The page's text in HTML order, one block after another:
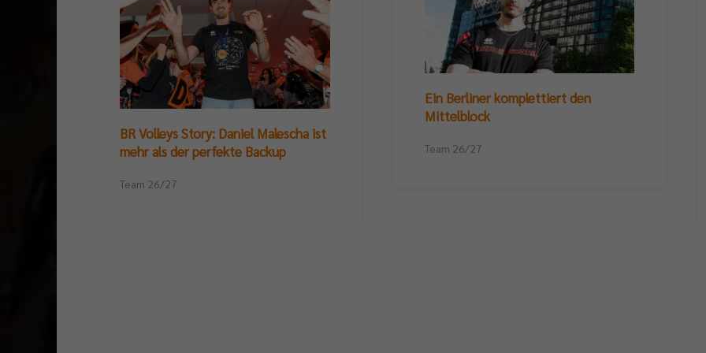
BR Volleys Story: Daniel Malescha ist
mehr als der perfekte Backup
Team 26/27
Ein Berliner komplettiert den
Mittelblock
Team 26/27